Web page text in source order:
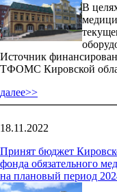
В
Источник
ТФОМС Кировской
далее>>
18.11.2022
Принят бюджет
фонда обязательного
на плановый период